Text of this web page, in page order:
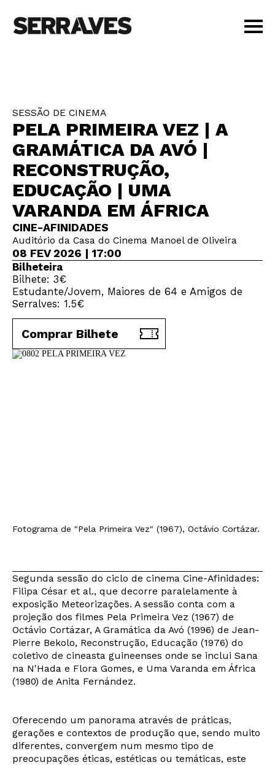
LOJA
PT | EN
BILHETES
AMIGOS
SESSÃO DE CINEMA
PELA PRIMEIRA VEZ | A
GRAMÁTICA DA AVÓ |
RECONSTRUÇÃO,
EDUCAÇÃO | UMA
VARANDA EM ÁFRICA
CINE-AFINIDADES
Auditório da Casa do Cinema Manoel de Oliveira
08 FEV 2026 | 17:00
Bilheteira
Bilhete: 3€
Estudante/Jovem, Maiores de 64 e Amigos de
Serralves: 1.5€
Comprar Bilhete
Fotograma de "Pela Primeira Vez" (1967), Octávio Cortázar.
Segunda sessão do ciclo de cinema Cine-Afinidades:
Filipa César et al., que decorre paralelamente à
exposição Meteorizações. A sessão conta com a
projeção dos filmes Pela Primeira Vez (1967) de
Octávio Cortázar, A Gramática da Avó (1996) de Jean-
Pierre Bekolo, Reconstrução, Educação (1976) do
coletivo de cineasta guineenses onde se inclui Sana
na N'Hada e Flora Gomes, e Uma Varanda em África
(1980) de Anita Fernández.
Oferecendo um panorama através de práticas,
gerações e contextos de produção que, sendo muito
diferentes, convergem num mesmo tipo de
preocupações éticas, estéticas ou temáticas, este